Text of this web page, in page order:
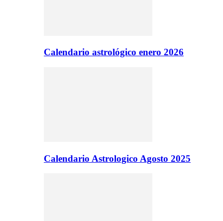
Calendario astrológico enero 2026
Calendario Astrologico Agosto 2025